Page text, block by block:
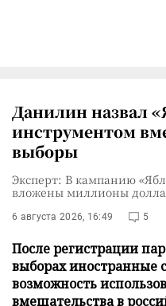
Данилин назвал
инструментом
выборы
Эксперт: В кампанию
вложены миллионы
6 августа 2026, 16:49 5
После регистрации
выборах иностранные
возможность
вмешательства в